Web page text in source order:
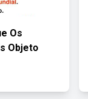
Os
Objeto